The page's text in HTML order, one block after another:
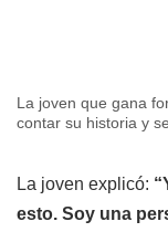
La joven que gana
contar su historia y
La joven explicó:
esto. Soy una